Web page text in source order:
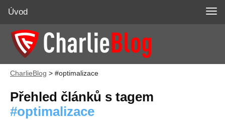
CharlieBlog > #optimalizace
Přehled článků s tagem
optimalizace
Úvod